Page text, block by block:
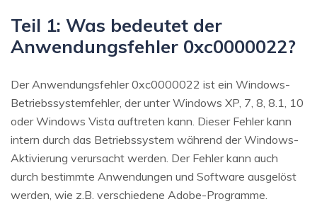
Teil 1: Was bedeutet der
Anwendungsfehler 0xc0000022?
Der Anwendungsfehler 0xc0000022 ist ein Windows-
Betriebssystemfehler, der unter Windows XP, 7, 8, 8.1, 10
oder Windows Vista auftreten kann. Dieser Fehler kann
intern durch das Betriebssystem während der Windows-
Aktivierung verursacht werden. Der Fehler kann auch
durch bestimmte Anwendungen und Software ausgelöst
werden, wie z.B. verschiedene Adobe-Programme.